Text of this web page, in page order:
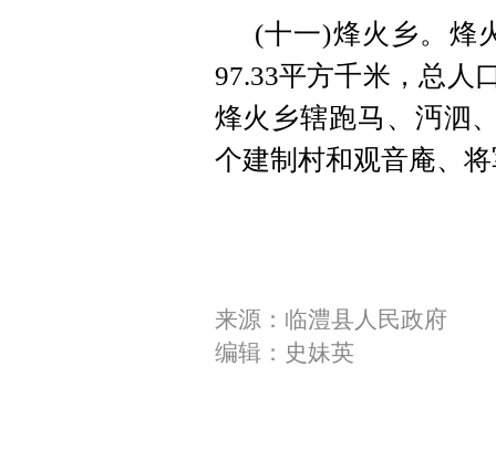
(十一)烽火乡。烽
97.33平方千米，总人
烽火乡辖跑马、沔泗
个建制村和观音庵、
来源：临澧县人民政府
编辑：史妹英